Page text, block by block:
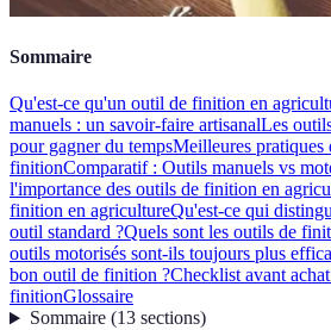
Sommaire
Qu'est-ce qu'un outil de finition en
manuels : un savoir-faire artisanalLes
pour gagner du tempsMeilleures pratiques
finitionComparatif : Outils manuels vs
l'importance des outils de finition en
finition en agricultureQu'est-ce qui
outil standard ?Quels sont les outils de
outils motorisés sont-ils toujours plus
bon outil de finition ?Checklist avant
finitionGlossaire
Sommaire(13 sections)